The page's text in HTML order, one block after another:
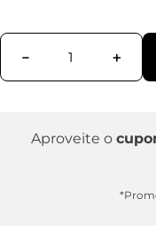
＋
－
Aproveite o